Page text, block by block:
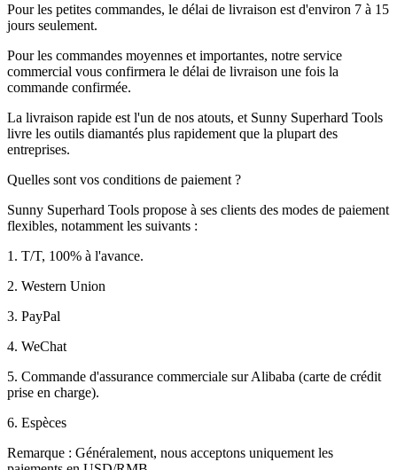
Pour les petites commandes, le délai de livraison est d'environ 7 à 15
jours seulement.
Pour les commandes moyennes et importantes, notre service
commercial vous confirmera le délai de livraison une fois la
commande confirmée.
La livraison rapide est l'un de nos atouts, et Sunny Superhard Tools
livre les outils diamantés plus rapidement que la plupart des
entreprises.
Quelles sont vos conditions de paiement ?
Sunny Superhard Tools propose à ses clients des modes de paiement
flexibles, notamment les suivants :
1. T/T, 100% à l'avance.
2. Western Union
3. PayPal
4. WeChat
5. Commande d'assurance commerciale sur Alibaba (carte de crédit
prise en charge).
6. Espèces
Remarque : Généralement, nous acceptons uniquement les